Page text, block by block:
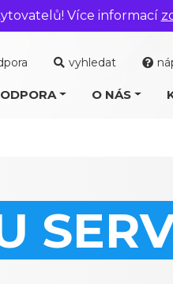
Více informací
vyhledat
O NÁS